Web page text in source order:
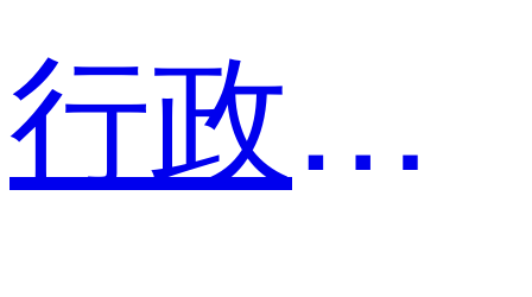
行政总监